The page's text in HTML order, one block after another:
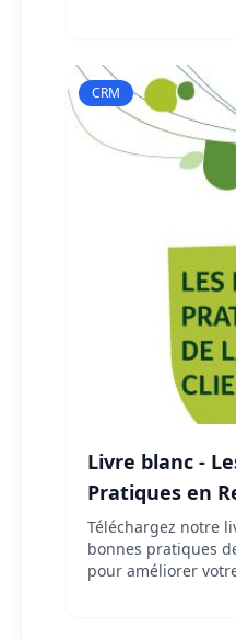
CRM
Livre blanc -
Pratiques en
Téléchargez notre
bonnes pratiques
pour améliorer